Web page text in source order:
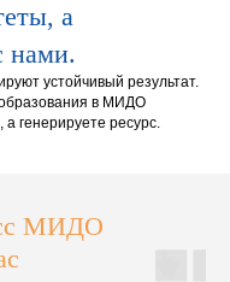
а
нами.
устойчивый результат.
в МИДО
генерируете ресурс.
МИДО